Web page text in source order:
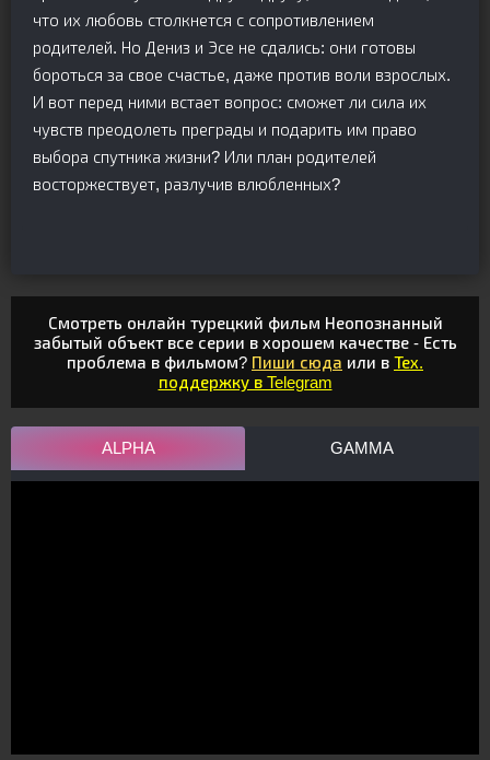
что их любовь столкнется с сопротивлением
родителей. Но Дениз и Эсе не сдались: они готовы
бороться за свое счастье, даже против воли взрослых.
И вот перед ними встает вопрос: сможет ли сила их
чувств преодолеть преграды и подарить им право
выбора спутника жизни? Или план родителей
восторжествует, разлучив влюбленных?
Смотреть онлайн турецкий фильм Неопознанный
забытый объект все серии в хорошем качестве - Есть
проблема в фильмом? Пиши сюда или в Тех.
поддержку в Telegram
ALPHA GAMMA